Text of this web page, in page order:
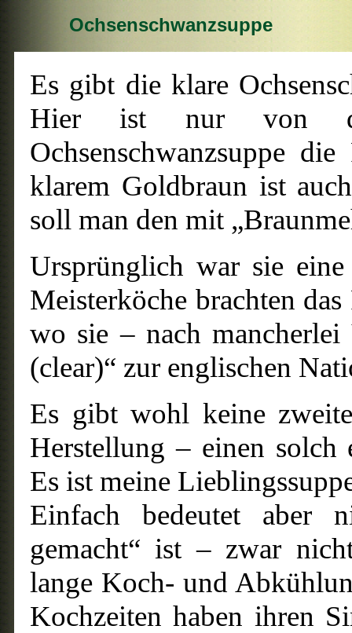
Ochsenschwanzsuppe
Es gibt die klare
Hier ist nur von
Ochsenschwanzsuppe
klarem Goldbraun ist
soll man den mit
Ursprünglich war sie eine
Meisterköche brachten
wo sie – nach
(clear)“ zur englischen
Es gibt wohl keine
Herstellung – einen solch
Es ist meine
Einfach bedeutet aber
gemacht“ ist – zwar
lange Koch- und
Kochzeiten haben ihren